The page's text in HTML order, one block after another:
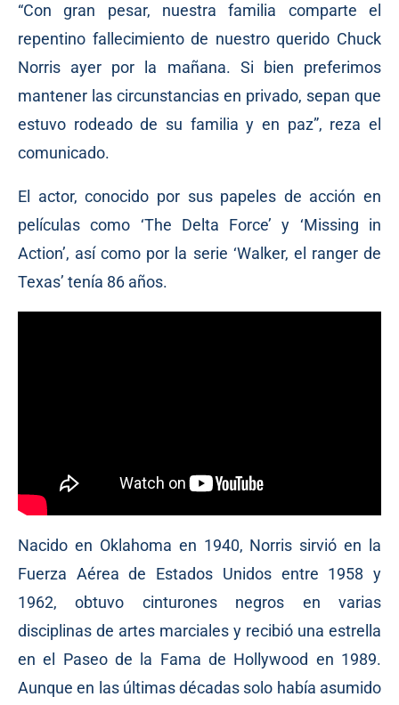
“Con gran pesar, nuestra familia comparte el
repentino fallecimiento de nuestro querido Chuck
Norris ayer por la mañana. Si bien preferimos
mantener las circunstancias en privado, sepan que
estuvo rodeado de su familia y en paz”, reza el
comunicado.
El actor, conocido por sus papeles de acción en
películas como ‘The Delta Force’ y ‘Missing in
Action’, así como por la serie ‘Walker, el ranger de
Texas’ tenía 86 años.
Nacido en Oklahoma en 1940, Norris sirvió en la
Fuerza Aérea de Estados Unidos entre 1958 y
1962, obtuvo cinturones negros en varias
disciplinas de artes marciales y recibió una estrella
en el Paseo de la Fama de Hollywood en 1989.
Aunque en las últimas décadas solo había asumido